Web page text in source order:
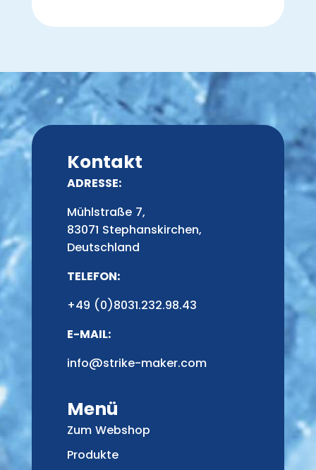
Kontakt
ADRESSE:
Mühlstraße 7,
83071 Stephanskirchen,
Deutschland
TELEFON:
+49 (0)8031.232.98.43
E-MAIL:
info@strike-maker.com
Menü
Zum Webshop
Produkte